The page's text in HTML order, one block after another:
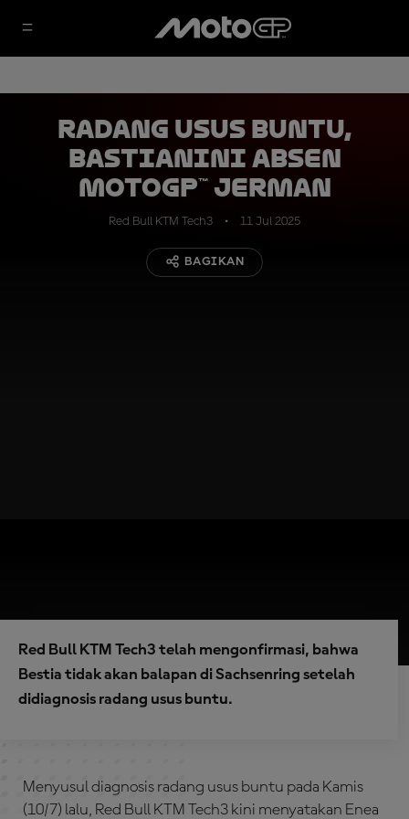
Radang Usus Buntu,
Bastianini Absen
MotoGP™ Jerman
Red Bull KTM Tech3 11 Jul 2025
BAGIKAN
Red Bull KTM Tech3 telah mengonfirmasi, bahwa
Bestia tidak akan balapan di Sachsenring setelah
didiagnosis radang usus buntu.
Menyusul diagnosis radang usus buntu pada Kamis
(10/7) lalu, Red Bull KTM Tech3 kini menyatakan Enea